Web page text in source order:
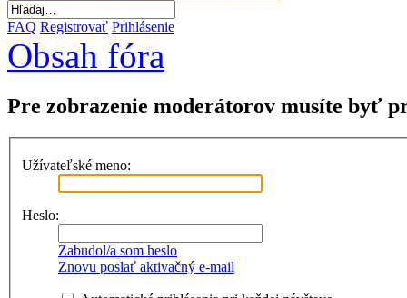
FAQ Registrovať Prihlásenie
Obsah fóra
Pre zobrazenie moderátorov musíte byť
Užívateľské meno:
Heslo:
Zabudol/a som heslo
Znovu poslať aktivačný e-mail